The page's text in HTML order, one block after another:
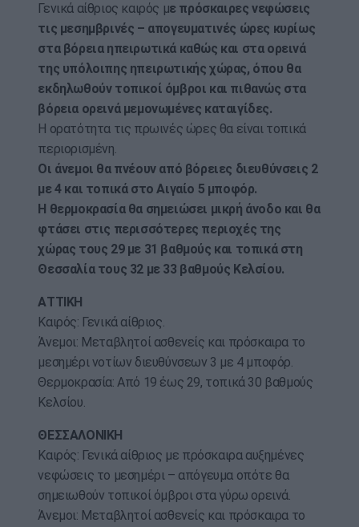
Γενικά αίθριος καιρός με πρόσκαιρες νεφώσεις
τις μεσημβρινές – απογευματινές ώρες κυρίως
στα βόρεια ηπειρωτικά καθώς και στα ορεινά
της υπόλοιπης ηπειρωτικής χώρας, όπου θα
εκδηλωθούν τοπικοί όμβροι και πιθανώς στα
βόρεια ορεινά μεμονωμένες καταιγίδες.
Η ορατότητα τις πρωινές ώρες θα είναι τοπικά
περιορισμένη.
Οι άνεμοι θα πνέουν από βόρειες διευθύνσεις 2
με 4 και τοπικά στο Αιγαίο 5 μποφόρ.
Η θερμοκρασία θα σημειώσει μικρή άνοδο και θα
φτάσει στις περισσότερες περιοχές της
χώρας τους 29 με 31 βαθμούς και τοπικά στη
Θεσσαλία τους 32 με 33 βαθμούς Κελσίου.
ΑΤΤΙΚΗ
Καιρός: Γενικά αίθριος.
Άνεμοι: Μεταβλητοί ασθενείς και πρόσκαιρα το
μεσημέρι νοτίων διευθύνσεων 3 με 4 μποφόρ.
Θερμοκρασία: Από 19 έως 29, τοπικά 30 βαθμούς
Κελσίου.
ΘΕΣΣΑΛΟΝΙΚΗ
Καιρός: Γενικά αίθριος με πρόσκαιρα αυξημένες
νεφώσεις το μεσημέρι – απόγευμα οπότε θα
σημειωθούν τοπικοί όμβροι στα γύρω ορεινά.
Άνεμοι: Μεταβλητοί ασθενείς και πρόσκαιρα το